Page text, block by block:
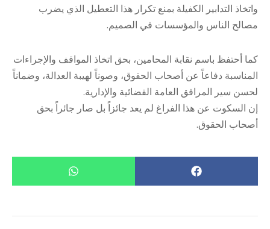
واتخاذ التدابير الكفيلة بمنع تكرار هذا التعطيل الذي يضرب
مصالح الناس والمؤسسات في الصميم.
كما أحتفظ باسم نقابة المحامين، بحق اتخاذ المواقف والإجراءات
المناسبة دفاعاً عن أصحاب الحقوق، وصوناً لهيبة العدالة، وضماناً
لحسن سير المرافق العامة القضائية والإدارية.
إن السكوت عن هذا الفراغ لم يعد جائزاً بل صار جائراً بحق
أصحاب الحقوق.